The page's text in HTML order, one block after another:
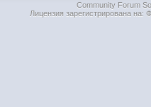
Community Forum
Лицензия зарегистрирована на: